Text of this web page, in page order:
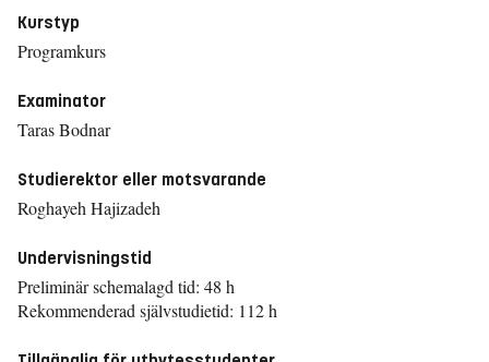
Kurstyp
Programkurs
Examinator
Taras Bodnar
Studierektor eller motsvarande
Roghayeh Hajizadeh
Undervisningstid
Preliminär schemalagd tid: 48 h
Rekommenderad självstudietid: 112 h